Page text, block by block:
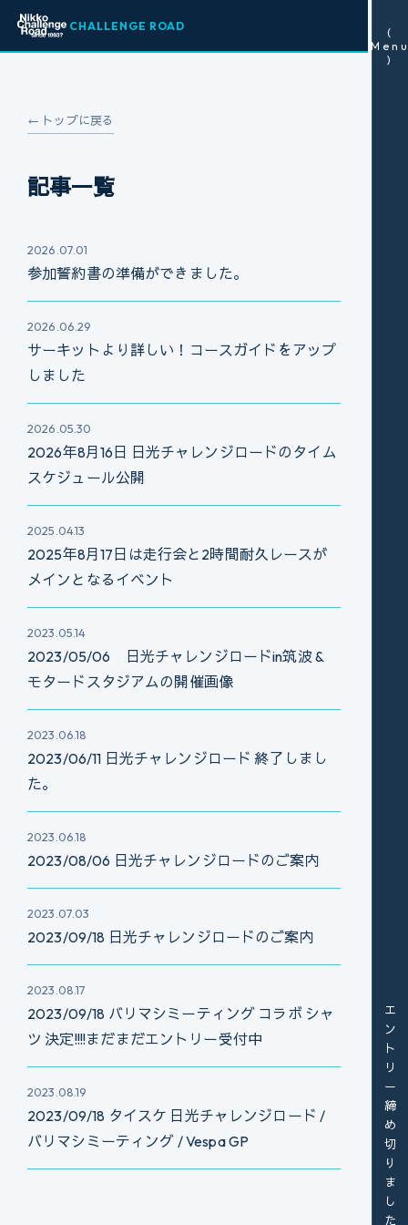
(
)
エントリー締め切りました
CHALLENGE ROAD
← トップに戻る
記事一覧
2026.07.01
参加誓約書の準備ができました。
2026.06.29
サーキットより詳しい！コースガイドをアップ
しました
2026.05.30
2026年8月16日 日光チャレンジロードのタイム
スケジュール公開
2025.04.13
2025年8月17日は走行会と2時間耐久レースが
メインとなるイベント
2023.05.14
2023/05/06 日光チャレンジロードin筑波 &
モタードスタジアムの開催画像
2023.06.18
2023/06/11 日光チャレンジロード 終了しまし
た。
2023.06.18
2023/08/06 日光チャレンジロードのご案内
2023.07.03
2023/09/18 日光チャレンジロードのご案内
2023.08.17
2023/09/18 バリマシミーティング コラボ シャ
ツ 決定!!!!まだまだエントリー受付中
2023.08.19
2023/09/18 タイスケ 日光チャレンジロード /
バリマシミーティング / Vespa GP